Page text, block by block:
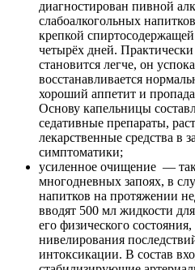
диагностирован пивной
слабоалкогольных
крепкой
четырёх дней. Практически
становится легче, он
восстанавливается
хороший аппетит и
Основу капельницы
седативные препараты,
лекарственные средства в
симптоматики;
усиленное очищение —
многодневных запоях, в
напитков на протяжении
вводят 500 мл жидкости
его физического
нивелирования
интоксикации. В состав